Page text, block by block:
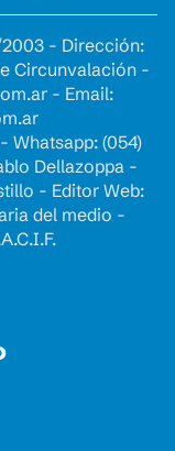
2003 - Dirección:
Circunvalación -
- Email:
Whatsapp: (054)
Dellazoppa -
- Editor Web:
del medio -